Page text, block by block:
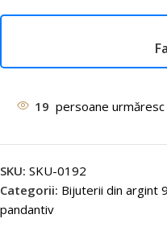
19 persoane
SKU: SKU-0192
Categorii: Bijuterii din argint
pandantiv